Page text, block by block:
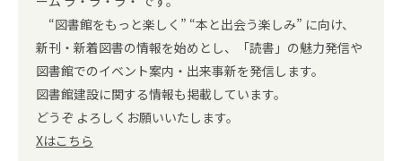
“図書館をもっと楽しく” “本と出会う楽しみ” に向け、
新刊・新着図書の情報を始めとし、「読書」の魅力発信や
図書館でのイベント案内・出来事新を発信します。
図書館建設に関する情報も掲載しています。
どうぞ よろしくお願いいたします。
Xはこちら